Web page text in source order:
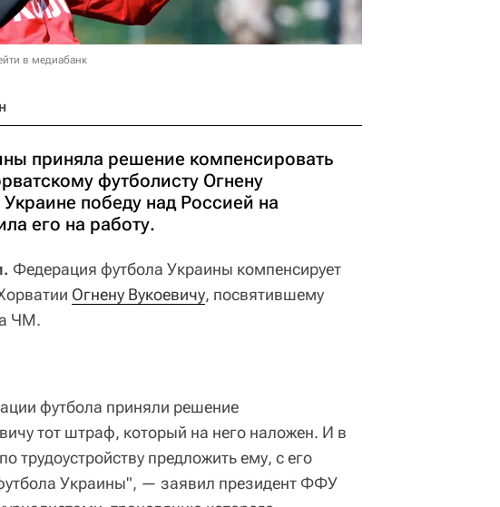
в медиабанк
приняла решение компенсировать
футболисту Огнену
победу над Россией на
его на работу.
Федерация футбола Украины компенсирует
Огнену Вукоевичу, посвятившему
ЧМ.
футбола приняли решение
тот штраф, который на него наложен. И в
трудоустройству предложить ему, с его
Украины", — заявил президент ФФУ